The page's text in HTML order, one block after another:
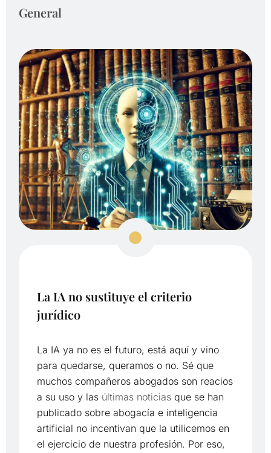
General
La IA no sustituye el criterio
jurídico
La IA ya no es el futuro, está aquí y vino
para quedarse, queramos o no. Sé que
muchos compañeros abogados son reacios
a su uso y las últimas noticias que se han
publicado sobre abogacía e inteligencia
artificial no incentivan que la utilicemos en
el ejercicio de nuestra profesión. Por eso,